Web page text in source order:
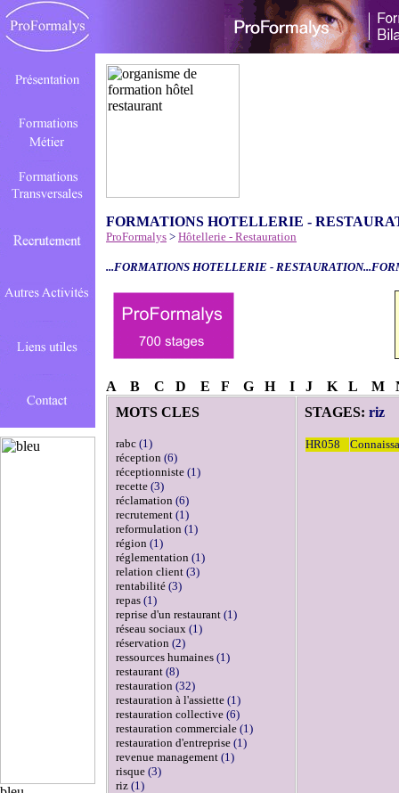
FORMATIONS HOTELLERIE -
ProFormalys > Hôtellerie - Restauration
...FORMATIONS HOTELLERIE -
A B C D E F G H I J K L M
MOTS CLES
rabc (1)
réception (6)
réceptionniste (1)
recette (3)
réclamation (6)
recrutement (1)
reformulation (1)
région (1)
réglementation (1)
relation client (3)
rentabilité (3)
repas (1)
reprise d'un restaurant (1)
réseau sociaux (1)
réservation (2)
ressources humaines (1)
restaurant (8)
restauration (32)
restauration à l'assiette (1)
restauration collective (6)
restauration commerciale (1)
restauration d'entreprise (1)
revenue management (1)
risque (3)
riz (1)
STAGES: riz
HR058